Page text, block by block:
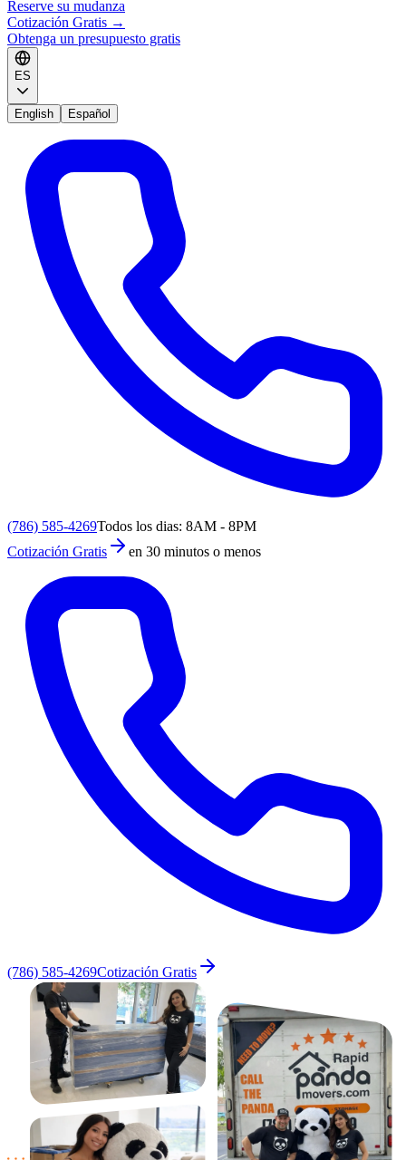
Reserve su mudanza
Cotización Gratis →
Obtenga un presupuesto gratis
ES
English Español
(786) 585-4269Todos los dias: 8AM - 8PM
Cotización Gratis
en 30 minutos o menos
(786) 585-4269Cotización Gratis